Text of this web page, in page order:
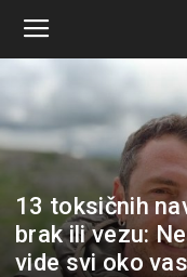
13 toksičnih
brak ili vezu:
vide svi oko vas